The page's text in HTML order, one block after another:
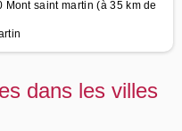
saint martin (à 35 km de
dans les villes